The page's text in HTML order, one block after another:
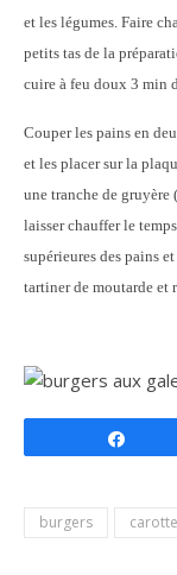
et les légumes. Faire
petits tas de la
cuire à feu doux 3 min
Couper les pains en
et les placer sur la
une tranche de gruyère
laisser chauffer le
supérieures des pains
tartiner de moutarde et
burgers